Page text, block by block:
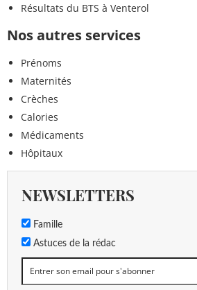
Résultats du BTS à Venterol
Nos autres services
Prénoms
Maternités
Crèches
Calories
Médicaments
Hôpitaux
NEWSLETTERS
Famille
Astuces de la rédac